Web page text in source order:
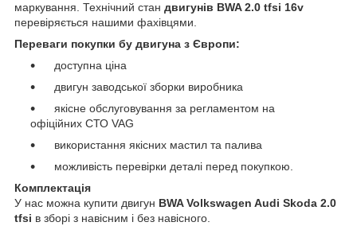
маркування. Технічний стан двигунів BWA 2.0 tfsi 16v
перевіряється нашими фахівцями.
Переваги покупки бу двигуна з Європи:
доступна ціна
двигун заводської зборки виробника
якісне обслуговування за регламентом на
офіційних СТО VAG
використання якісних мастил та палива
можливість перевірки деталі перед покупкою.
Комплектація
У нас можна купити двигун BWA Volkswagen Audi Skoda 2.0
tfsi в зборі з навісним і без навісного.